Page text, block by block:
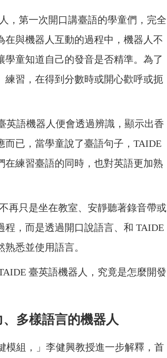
，第一次開口講臺語的學童們，完全
與機器人互動的過程中，機器人不
童知道自己的發音是否精準。為了
習，在得到分數時或開心歡呼或扼
英語機器人便會透過辨識，顯示出香
已，當學童說了臺語句子，TAIDE
練習臺語的同時，也對英語更加熟
再只是坐在教室、安靜聽著錄音帶或
，而是透過開口說語言、和 TAIDE
悉並使用語言。
臺英語機器人，究竟是怎麼開發
多樣語言的機器人
模組，」李健興教授進一步解釋，首